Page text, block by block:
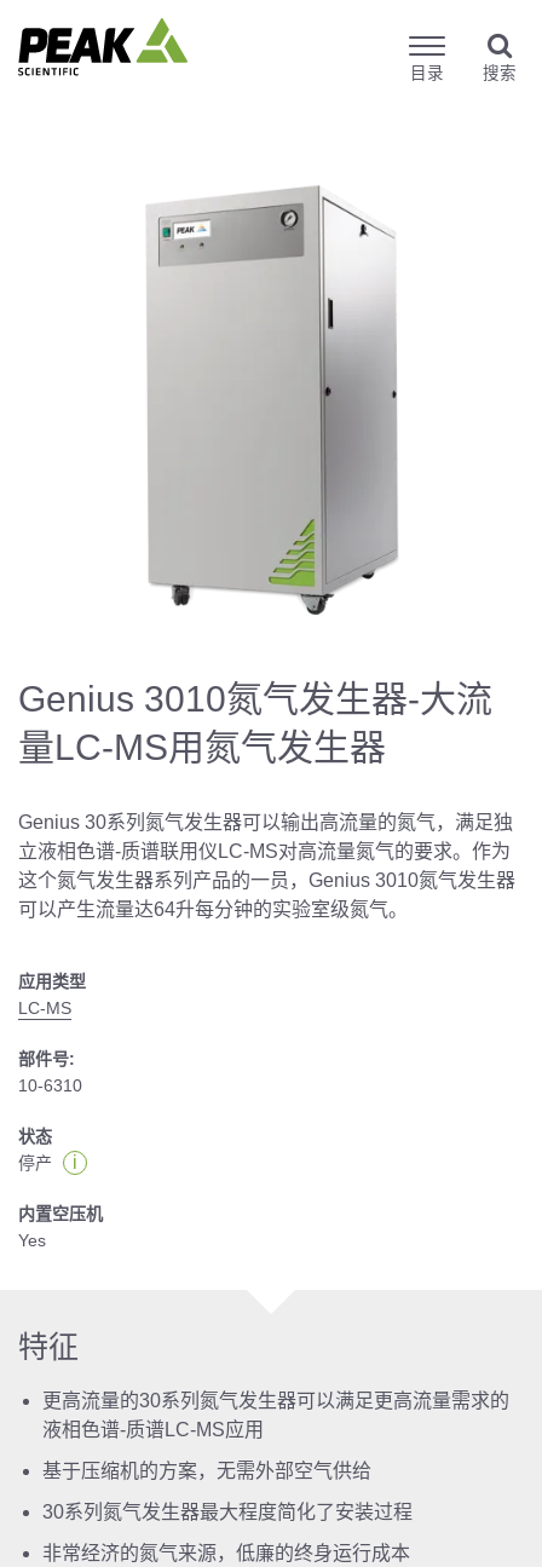
目录 搜索
应用类型
LC-MS
部件号:
10-6310
状态
停产
i
内置空压机
Yes
Genius 3010氮气发生器-大流
量LC-MS用氮气发生器
Genius 30系列氮气发生器可以输出高流量的氮气，满足独
立液相色谱-质谱联用仪LC-MS对高流量氮气的要求。作为
这个氮气发生器系列产品的一员，Genius 3010氮气发生器
可以产生流量达64升每分钟的实验室级氮气。
特征
更高流量的30系列氮气发生器可以满足更高流量需求的
液相色谱-质谱LC-MS应用
基于压缩机的方案，无需外部空气供给
30系列氮气发生器最大程度简化了安装过程
非常经济的氮气来源，低廉的终身运行成本